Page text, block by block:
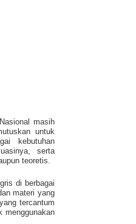
masih
untuk
kebutuhan
serta
teoretis.
di berbagai
materi yang
tercantum
menggunakan